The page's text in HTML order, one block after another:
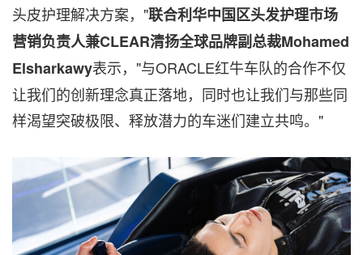
头皮护理解决方案，"联合利华中国区头发护理市场
营销负责人兼CLEAR清扬全球品牌副总裁Mohamed
Elsharkawy表示，"与ORACLE红牛车队的合作不仅
让我们的创新理念真正落地，同时也让我们与那些同
样渴望突破极限、释放潜力的车迷们建立共鸣。"